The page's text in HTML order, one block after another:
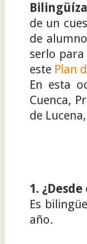
de un
de
serlo
este Plan
En esta
Cuenca,
de
1.
Es
año.